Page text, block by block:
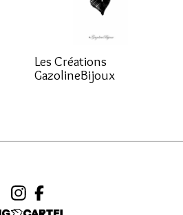
Les Créations
GazolineBijoux